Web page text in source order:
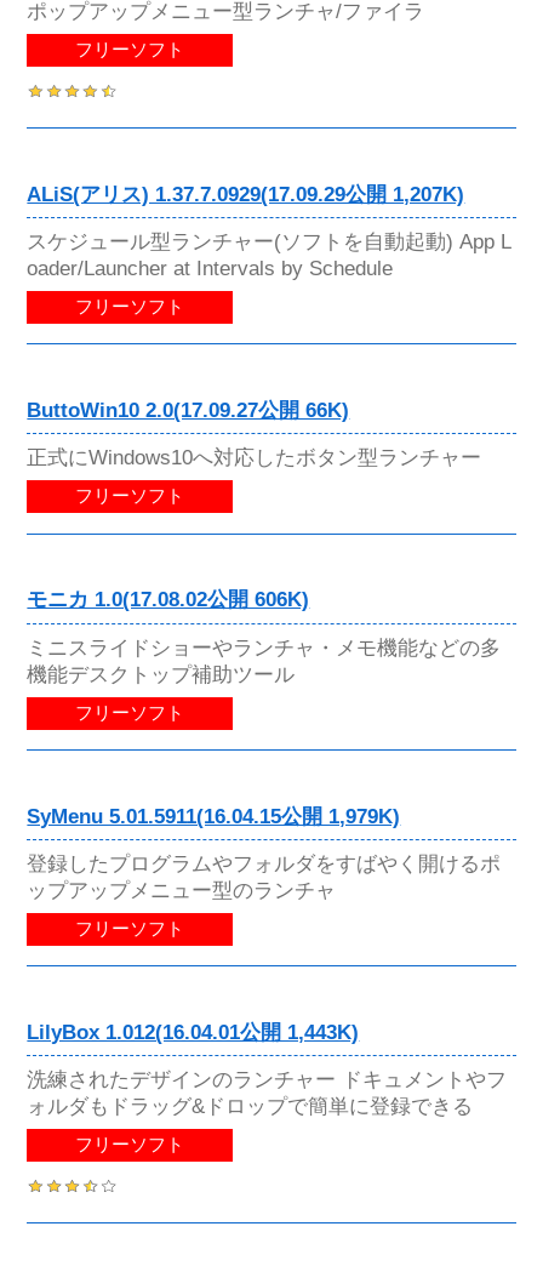
ポップアップメニュー型ランチャ/ファイラ
フリーソフト
ALiS(アリス) 1.37.7.0929(17.09.29公開 1,207K)
スケジュール型ランチャー(ソフトを自動起動) App L
oader/Launcher at Intervals by Schedule
フリーソフト
ButtoWin10 2.0(17.09.27公開 66K)
正式にWindows10へ対応したボタン型ランチャー
フリーソフト
モニカ 1.0(17.08.02公開 606K)
ミニスライドショーやランチャ・メモ機能などの多
機能デスクトップ補助ツール
フリーソフト
SyMenu 5.01.5911(16.04.15公開 1,979K)
登録したプログラムやフォルダをすばやく開けるポ
ップアップメニュー型のランチャ
フリーソフト
LilyBox 1.012(16.04.01公開 1,443K)
洗練されたデザインのランチャー ドキュメントやフ
ォルダもドラッグ&ドロップで簡単に登録できる
フリーソフト